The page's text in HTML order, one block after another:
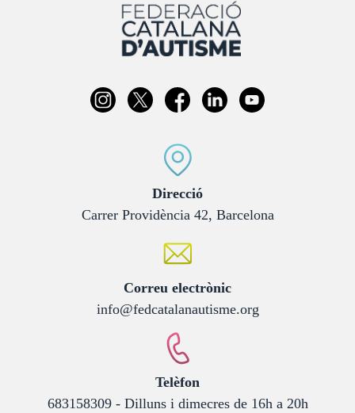
Direcció:
Carrer Providència 42, Barcelona
Correu electrònic:
info@fedcatalanautisme.org
Telèfon
683158309 - Dilluns i dimecres de 16h a 20h